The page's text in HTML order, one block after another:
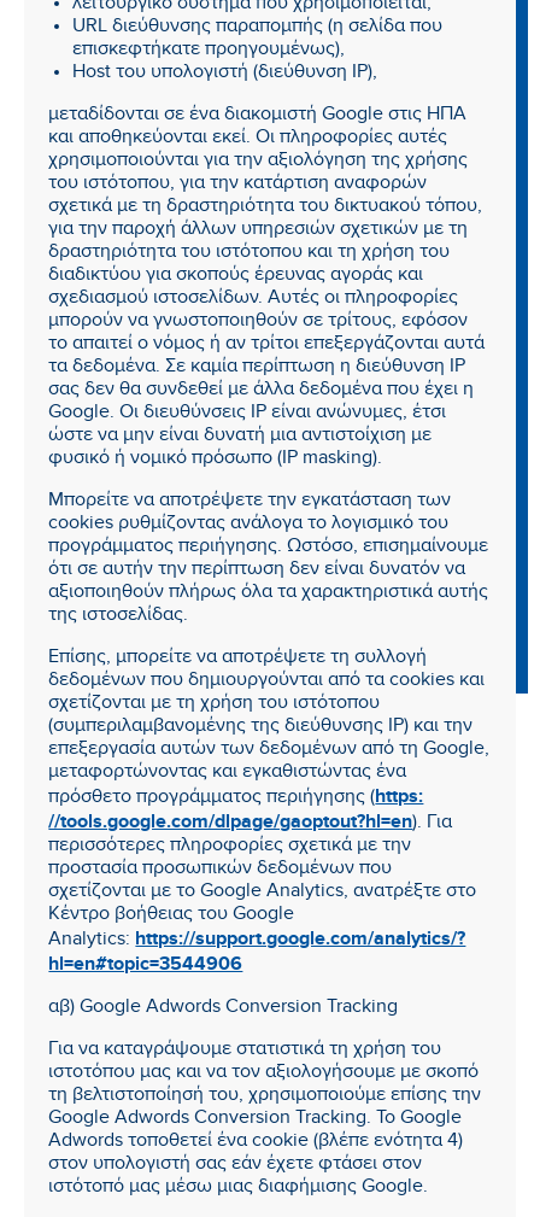
λειτουργικό σύστημα που χρησιμοποιείται,
URL διεύθυνσης παραπομπής (η σελίδα που
επισκεφτήκατε προηγουμένως),
Host του υπολογιστή (διεύθυνση IP),
μεταδίδονται σε ένα διακομιστή Google στις ΗΠΑ
και αποθηκεύονται εκεί. Οι πληροφορίες αυτές
χρησιμοποιούνται για την αξιολόγηση της χρήσης
του ιστότοπου, για την κατάρτιση αναφορών
σχετικά με τη δραστηριότητα του δικτυακού τόπου,
για την παροχή άλλων υπηρεσιών σχετικών με τη
δραστηριότητα του ιστότοπου και τη χρήση του
διαδικτύου για σκοπούς έρευνας αγοράς και
σχεδιασμού ιστοσελίδων. Αυτές οι πληροφορίες
μπορούν να γνωστοποιηθούν σε τρίτους, εφόσον
το απαιτεί ο νόμος ή αν τρίτοι επεξεργάζονται αυτά
τα δεδομένα. Σε καμία περίπτωση η διεύθυνση IP
σας δεν θα συνδεθεί με άλλα δεδομένα που έχει η
Google. Οι διευθύνσεις IP είναι ανώνυμες, έτσι
ώστε να μην είναι δυνατή μια αντιστοίχιση με
φυσικό ή νομικό πρόσωπο (IP masking).
Μπορείτε να αποτρέψετε την εγκατάσταση των
cookies ρυθμίζοντας ανάλογα το λογισμικό του
προγράμματος περιήγησης. Ωστόσο, επισημαίνουμε
ότι σε αυτήν την περίπτωση δεν είναι δυνατόν να
αξιοποιηθούν πλήρως όλα τα χαρακτηριστικά αυτής
της ιστοσελίδας.
Επίσης, μπορείτε να αποτρέψετε τη συλλογή
δεδομένων που δημιουργούνται από τα cookies και
σχετίζονται με τη χρήση του ιστότοπου
(συμπεριλαμβανομένης της διεύθυνσης IP) και την
επεξεργασία αυτών των δεδομένων από τη Google,
μεταφορτώνοντας και εγκαθιστώντας ένα
πρόσθετο προγράμματος περιήγησης (https:
//tools.google.com/dlpage/gaoptout?hl=en). Για
περισσότερες πληροφορίες σχετικά με την
προστασία προσωπικών δεδομένων που
σχετίζονται με το Google Analytics, ανατρέξτε στο
Κέντρο βοήθειας του Google
Analytics:https://support.google.com/analytics/?
hl=en#topic=3544906
αβ) Google Adwords Conversion Tracking
Για να καταγράψουμε στατιστικά τη χρήση του
ιστοτόπου μας και να τον αξιολογήσουμε με σκοπό
τη βελτιστοποίησή του, χρησιμοποιούμε επίσης την
Google Adwords Conversion Tracking. Το Google
Adwords τοποθετεί ένα cookie (βλέπε ενότητα 4)
στον υπολογιστή σας εάν έχετε φτάσει στον
ιστότοπό μας μέσω μιας διαφήμισης Google.